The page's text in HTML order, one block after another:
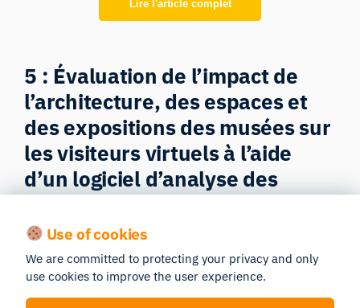
Lire l'article complet
5 : Évaluation de l’impact de
l’architecture, des espaces et
des expositions des musées sur
les visiteurs virtuels à l’aide
d’un logiciel d’analyse des
Par : Linda Nubani et Aslıhan Öztürk, de
l’université d’État du Michigan
En expliquant comment les créateurs d’expositions
Use of cookies
We are committed to protecting your privacy and only
use cookies to improve the user experience.